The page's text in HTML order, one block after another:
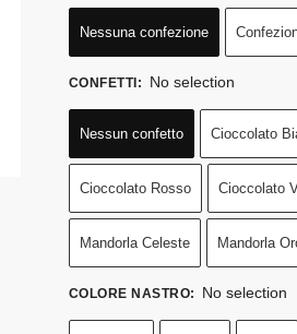
Nessuna confezione
CONFETTI: No selection
Nessun confetto Cioccolato
Cioccolato Rosso Cioccolato
Mandorla Celeste Mandorla
COLORE NASTRO: No selection